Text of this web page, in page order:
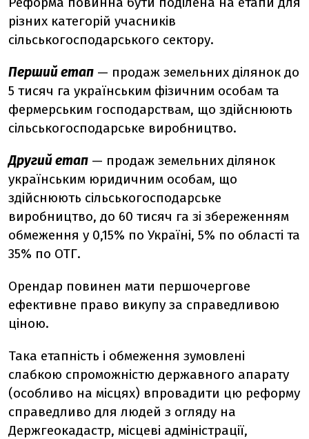
різних категорій учасників
сільськогосподарського сектору.
Перший етап — продаж земельних ділянок до
5 тисяч га українським фізичним особам та
фермерським господарствам, що здійснюють
сільськогосподарське виробництво.
Другий етап — продаж земельних ділянок
українським юридичним особам, що
здійснюють сільськогосподарське
виробництво, до 60 тисяч га зі збереженням
обмеження у 0,15% по Україні, 5% по області та
35% по ОТГ.
Орендар повинен мати першочергове
ефективне право викупу за справедливою
ціною.
Така етапність і обмеження зумовлені
слабкою спроможністю державного апарату
(особливо на місцях) впровадити цю реформу
справедливо для людей з огляду на
Держгеокадастр, місцеві адміністрації,